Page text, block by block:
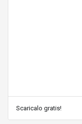
Scaricalo gratis!